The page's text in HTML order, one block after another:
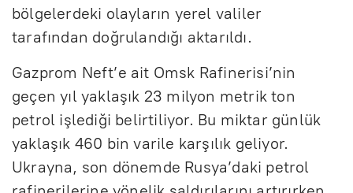
bölgelerdeki olayların yerel valiler
tarafından doğrulandığı aktarıldı.
Gazprom Neft’e ait Omsk Rafinerisi’nin
geçen yıl yaklaşık 23 milyon metrik ton
petrol işlediği belirtiliyor. Bu miktar günlük
yaklaşık 460 bin varile karşılık geliyor.
Ukrayna, son dönemde Rusya’daki petrol